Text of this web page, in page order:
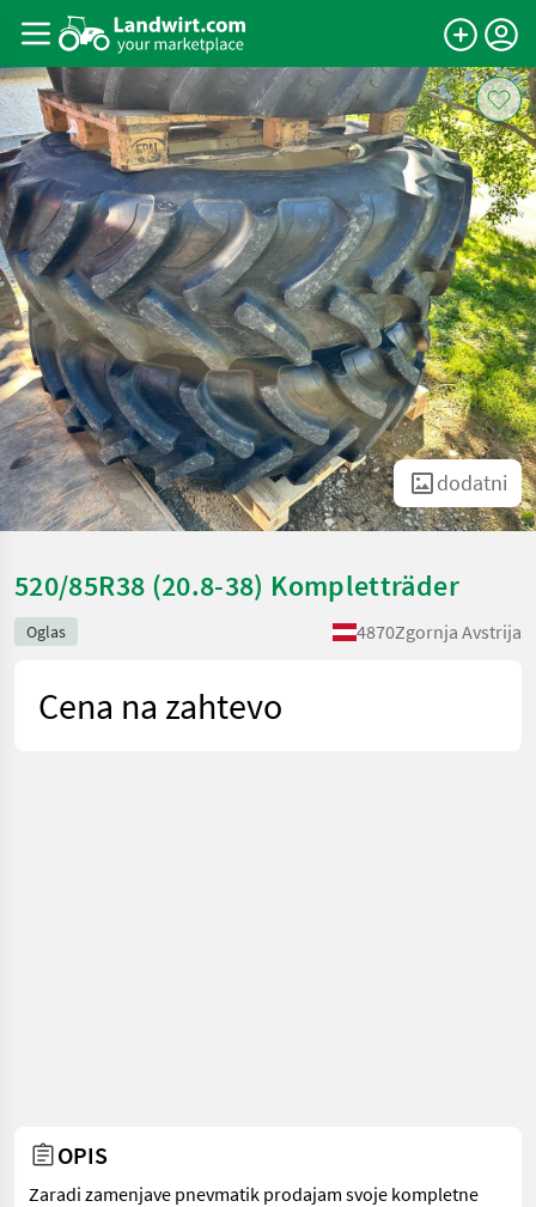
dodatni
520/85R38 (20.8-38) Kompletträder
Oglas 4870Zgornja Avstrija
Cena na zahtevo
OPIS
Zaradi zamenjave pnevmatik prodajam svoje kompletne